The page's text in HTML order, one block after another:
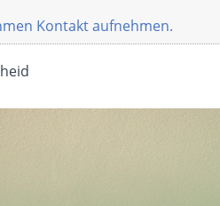
Kontakt aufnehmen.